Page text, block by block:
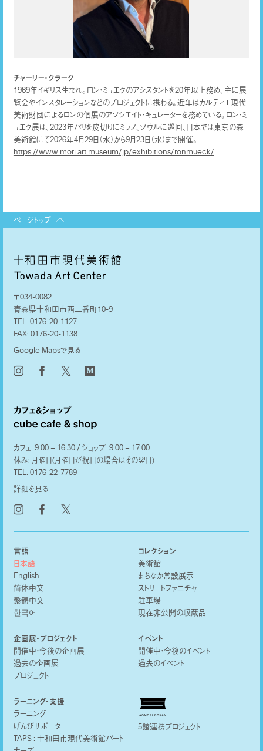
チャーリー・クラーク
1969年イギリス生まれ。ロン・ミュエクのアシスタントを20年以上務め、主に展
覧会やインスタレーションなどのプロジェクトに携わる。近年はカルティエ現代
美術財団によるロンの個展のアソシエイト・キュレーターを務めている。ロン・ミ
ュエク展は、2023年パリを皮切りにミラノ、ソウルに巡回、日本では東京の森
美術館にて2026年4月29日（水）から9月23日（水）まで開催。
https://www.mori.art.museum/jp/exhibitions/ronmueck/
ページトップ
〒034-0082
青森県十和田市西二番町10-9
TEL: 0176-20-1127
FAX: 0176-20-1138
Google Mapsで見る
𝕏
カフェ: 9:00 – 16:30 / ショップ: 9:00 – 17:00
休み: 月曜日(月曜日が祝日の場合はその翌日)
TEL: 0176-22-7789
詳細を見る
𝕏
言語
日本語
English
简体中文
繁體中文
한국어
コレクション
美術館
まちなか常設展示
ストリートファニチャー
駐車場
現在非公開の収蔵品
企画展・プロジェクト
開催中・今後の企画展
過去の企画展
プロジェクト
イベント
開催中・今後のイベント
過去のイベント
ラーニング・支援
ラーニング
げんびサポーター
TAPS : 十和田市現代美術館パート
5館連携プロジェクト